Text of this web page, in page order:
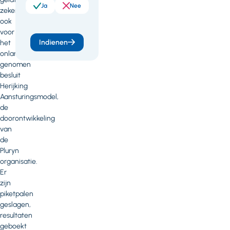
zeker
ook
voor
het
onlangs
genomen
besluit
Herijking
Aansturingsmodel,
de
doorontwikkeling
van
de
Pluryn
organisatie.
Er
zijn
piketpalen
geslagen,
resultaten
geboekt
Ja Nee
Indienen